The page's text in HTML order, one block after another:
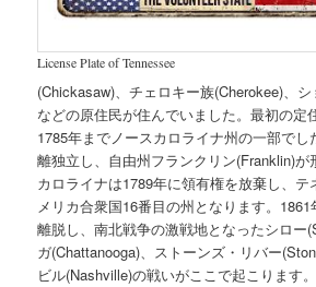
License Plate of Tennessee
(Chickasaw)、チェロキー族(Cherokee)、
などの原住民が住んでいました。最初の定
1785年までノースカロライナ州の一部で
離独立し、自由州フランクリン(Franklin)が
カロライナは1789年に領有権を放棄し、テ
メリカ合衆国16番目の州となります。1861
離脱し、南北戦争の激戦地となったシロー
ガ(Chattanooga)、ストーンズ・リバー
ビル(Nashville)の戦いがここで起こります。